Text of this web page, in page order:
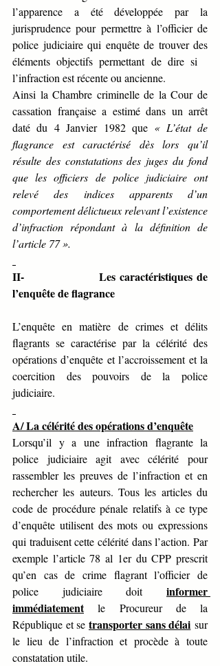
l’apparence a été développée par la
jurisprudence pour permettre à l’officier de
police judiciaire qui enquête de trouver des
éléments objectifs permettant de dire si
l’infraction est récente ou ancienne.
Ainsi la Chambre criminelle de la Cour de
cassation française a estimé dans un arrêt
daté du 4 Janvier 1982 que « L’état de
flagrance est caractérisé dès lors qu’il
résulte des constatations des juges du fond
que les officiers de police judiciaire ont
relevé des indices apparents d’un
comportement délictueux relevant l’existence
d’infraction répondant à la définition de
l’article 77 ».
II-                Les caractéristiques de
l’enquête de flagrance
L’enquête en matière de crimes et délits
flagrants se caractérise par la célérité des
opérations d’enquête et l’accroissement et la
coercition des pouvoirs de la police
judiciaire.
A/ La célérité des opérations d’enquête
Lorsqu’il y a une infraction flagrante la
police judiciaire agit avec célérité pour
rassembler les preuves de l’infraction et en
rechercher les auteurs. Tous les articles du
code de procédure pénale relatifs à ce type
d’enquête utilisent des mots ou expressions
qui traduisent cette célérité dans l’action. Par
exemple l’article 78 al 1er du CPP prescrit
qu’en cas de crime flagrant l’officier de
police judiciaire doit informer
immédiatement le Procureur de la
République et se transporter sans délai sur
le lieu de l’infraction et procède à toute
constatation utile.